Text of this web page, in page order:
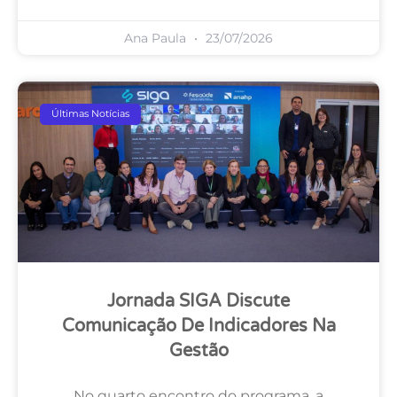
Ana Paula 23/07/2026
Últimas Notícias
Jornada SIGA Discute
Comunicação De Indicadores Na
Gestão